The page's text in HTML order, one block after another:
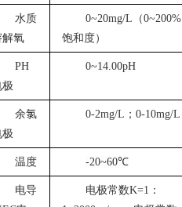
水质
解氧
0~20mg/L（0~200%
饱和度）
PH
极
0~14.00pH
余氯
极
0-2mg/L；0-10mg/L
温度 -20~60℃
电导
电极常数K=1：